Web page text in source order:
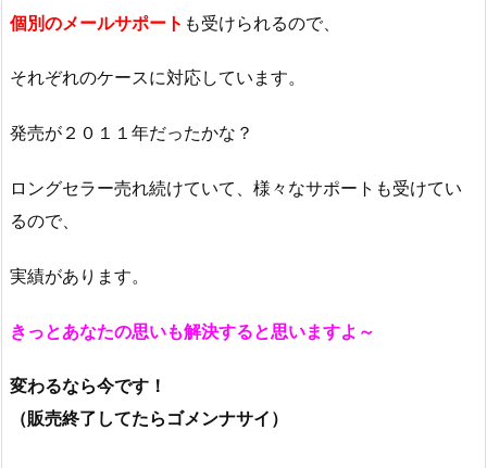
個別のメールサポート も受けられるので、
それぞれのケースに対応しています。
発売が２０１１年だったかな？
ロングセラー売れ続けていて、様々なサポートも受けてい
るので、
実績があります。
きっとあなたの思いも解決すると思いますよ～
変わるなら今です！
（販売終了してたらゴメンナサイ）